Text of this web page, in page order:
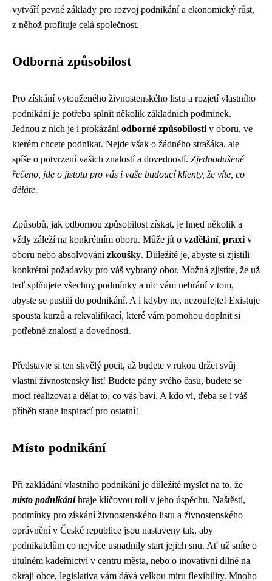
vytváří pevné základy pro rozvoj podnikání a ekonomický růst,
z něhož profituje celá společnost.
Odborná způsobilost
Pro získání vytouženého živnostenského listu a rozjetí vlastního
podnikání je potřeba splnit několik základních podmínek.
Jednou z nich je i prokázáníodborné způsobilosti v oboru, ve
kterém chcete podnikat. Nejde však o žádného strašáka, ale
spíše o potvrzení vašich znalostí a dovedností. Zjednodušeně
řečeno, jde o jistotu pro vás i vaše budoucí klienty, že víte, co
děláte.
Způsobů, jak odbornou způsobilost získat, je hned několik a
vždy záleží na konkrétním oboru. Může jít o vzdělání, praxi v
oboru nebo absolvovánízkoušky. Důležité je, abyste si zjistili
konkrétní požadavky pro váš vybraný obor. Možná zjistíte, že už
teď splňujete všechny podmínky a nic vám nebrání v tom,
abyste se pustili do podnikání. A i kdyby ne, nezoufejte! Existuje
spousta kurzů a rekvalifikací, které vám pomohou doplnit si
potřebné znalosti a dovednosti.
Představte si ten skvělý pocit, až budete v rukou držet svůj
vlastní živnostenský list! Budete pány svého času, budete se
moci realizovat a dělat to, co vás baví. A kdo ví, třeba se i váš
příběh stane inspirací pro ostatní!
Místo podnikání
Při zakládání vlastního podnikání je důležité myslet na to, že
místo podnikáníhraje klíčovou roli v jeho úspěchu. Naštěstí,
podmínky pro získání živnostenského listu a živnostenského
oprávnění v České republice jsou nastaveny tak, aby
podnikatelům co nejvíce usnadnily start jejich snu. Ať už sníte o
útulném kadeřnictví v centru města, nebo o inovativní dílně na
okraji obce, legislativa vám dává velkou míru flexibility. Mnoho